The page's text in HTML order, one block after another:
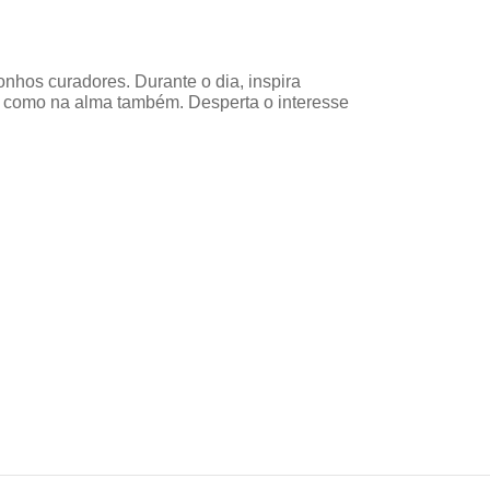
curadores. Durante o dia, inspira
na alma também. Desperta o interesse